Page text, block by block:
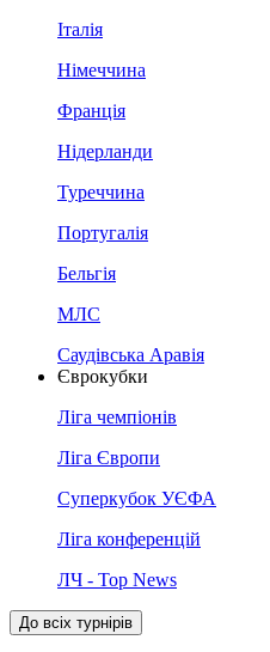
Італія
Німеччина
Франція
Нідерланди
Туреччина
Португалія
Бельгія
МЛС
Саудівська Аравія
Єврокубки
Ліга чемпіонів
Ліга Європи
Суперкубок УЄФА
Ліга конференцій
ЛЧ - Top News
До всіх турнірів